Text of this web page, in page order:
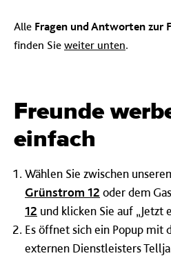
Alle Fragen und Antworten zur
finden Sie weiter unten.
Freunde
einfach
Wählen Sie zwischen
Grünstrom 12 oder dem
12 und klicken Sie auf „Jetzt
Es öffnet sich ein Popup mit
externen Dienstleisters